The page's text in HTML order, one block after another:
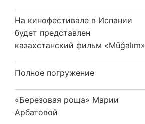
На кинофестивале в Испании
будет представлен
казахстанский фильм «Mūğalım»
Полное погружение
«Березовая роща» Марии
Арбатовой